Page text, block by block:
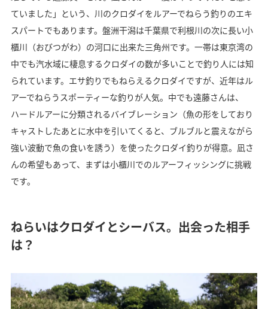
ていました」という、川のクロダイをルアーでねらう釣りのエキ
スパートでもあります。盤洲干潟は千葉県で利根川の次に長い小
櫃川（おびつがわ）の河口に出来た三角州です。一帯は東京湾の
中でも汽水域に棲息するクロダイの数が多いことで釣り人には知
られています。エサ釣りでもねらえるクロダイですが、近年はル
アーでねらうスポーティーな釣りが人気。中でも遠藤さんは、
ハードルアーに分類されるバイブレーション（魚の形をしており
キャストしたあとに水中を引いてくると、ブルブルと震えながら
強い波動で魚の食いを誘う）を使ったクロダイ釣りが得意。凪さ
んの希望もあって、まずは小櫃川でのルアーフィッシングに挑戦
です。
ねらいはクロダイとシーバス。出会った相手
は？